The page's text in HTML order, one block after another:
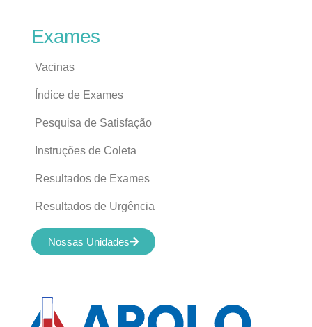
Exames
Vacinas
Índice de Exames
Pesquisa de Satisfação
Instruções de Coleta
Resultados de Exames
Resultados de Urgência
Nossas Unidades